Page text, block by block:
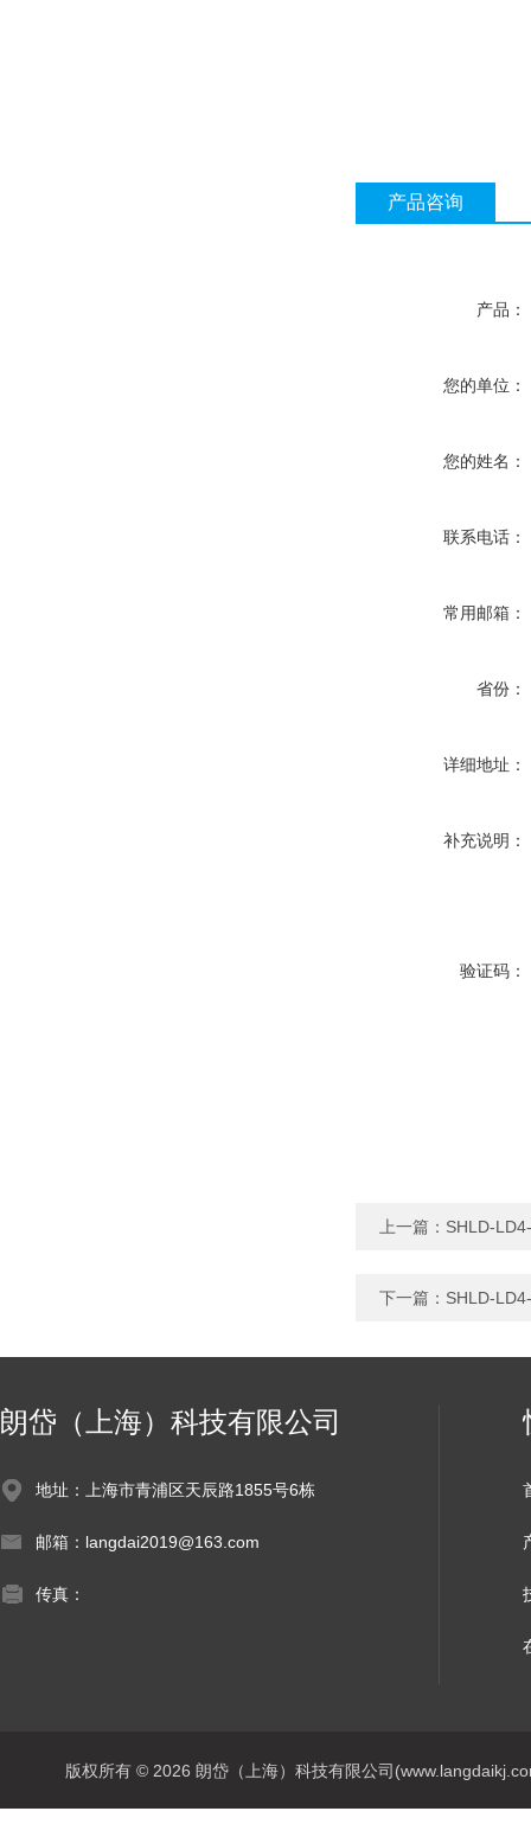
产品咨询
产品：
您的单位：
您的姓名：
联系电话：
常用邮箱：
省份：
详细地址：
补充说明：
验证码：
上一篇： SHLD-
下一篇： SHLD-
朗岱（上海）科技有限公司
地址：上海市青浦区天辰路1855号6栋
邮箱：langdai2019@163.com
传真：
版权所有 © 2026 朗岱（上海）科技有限公司